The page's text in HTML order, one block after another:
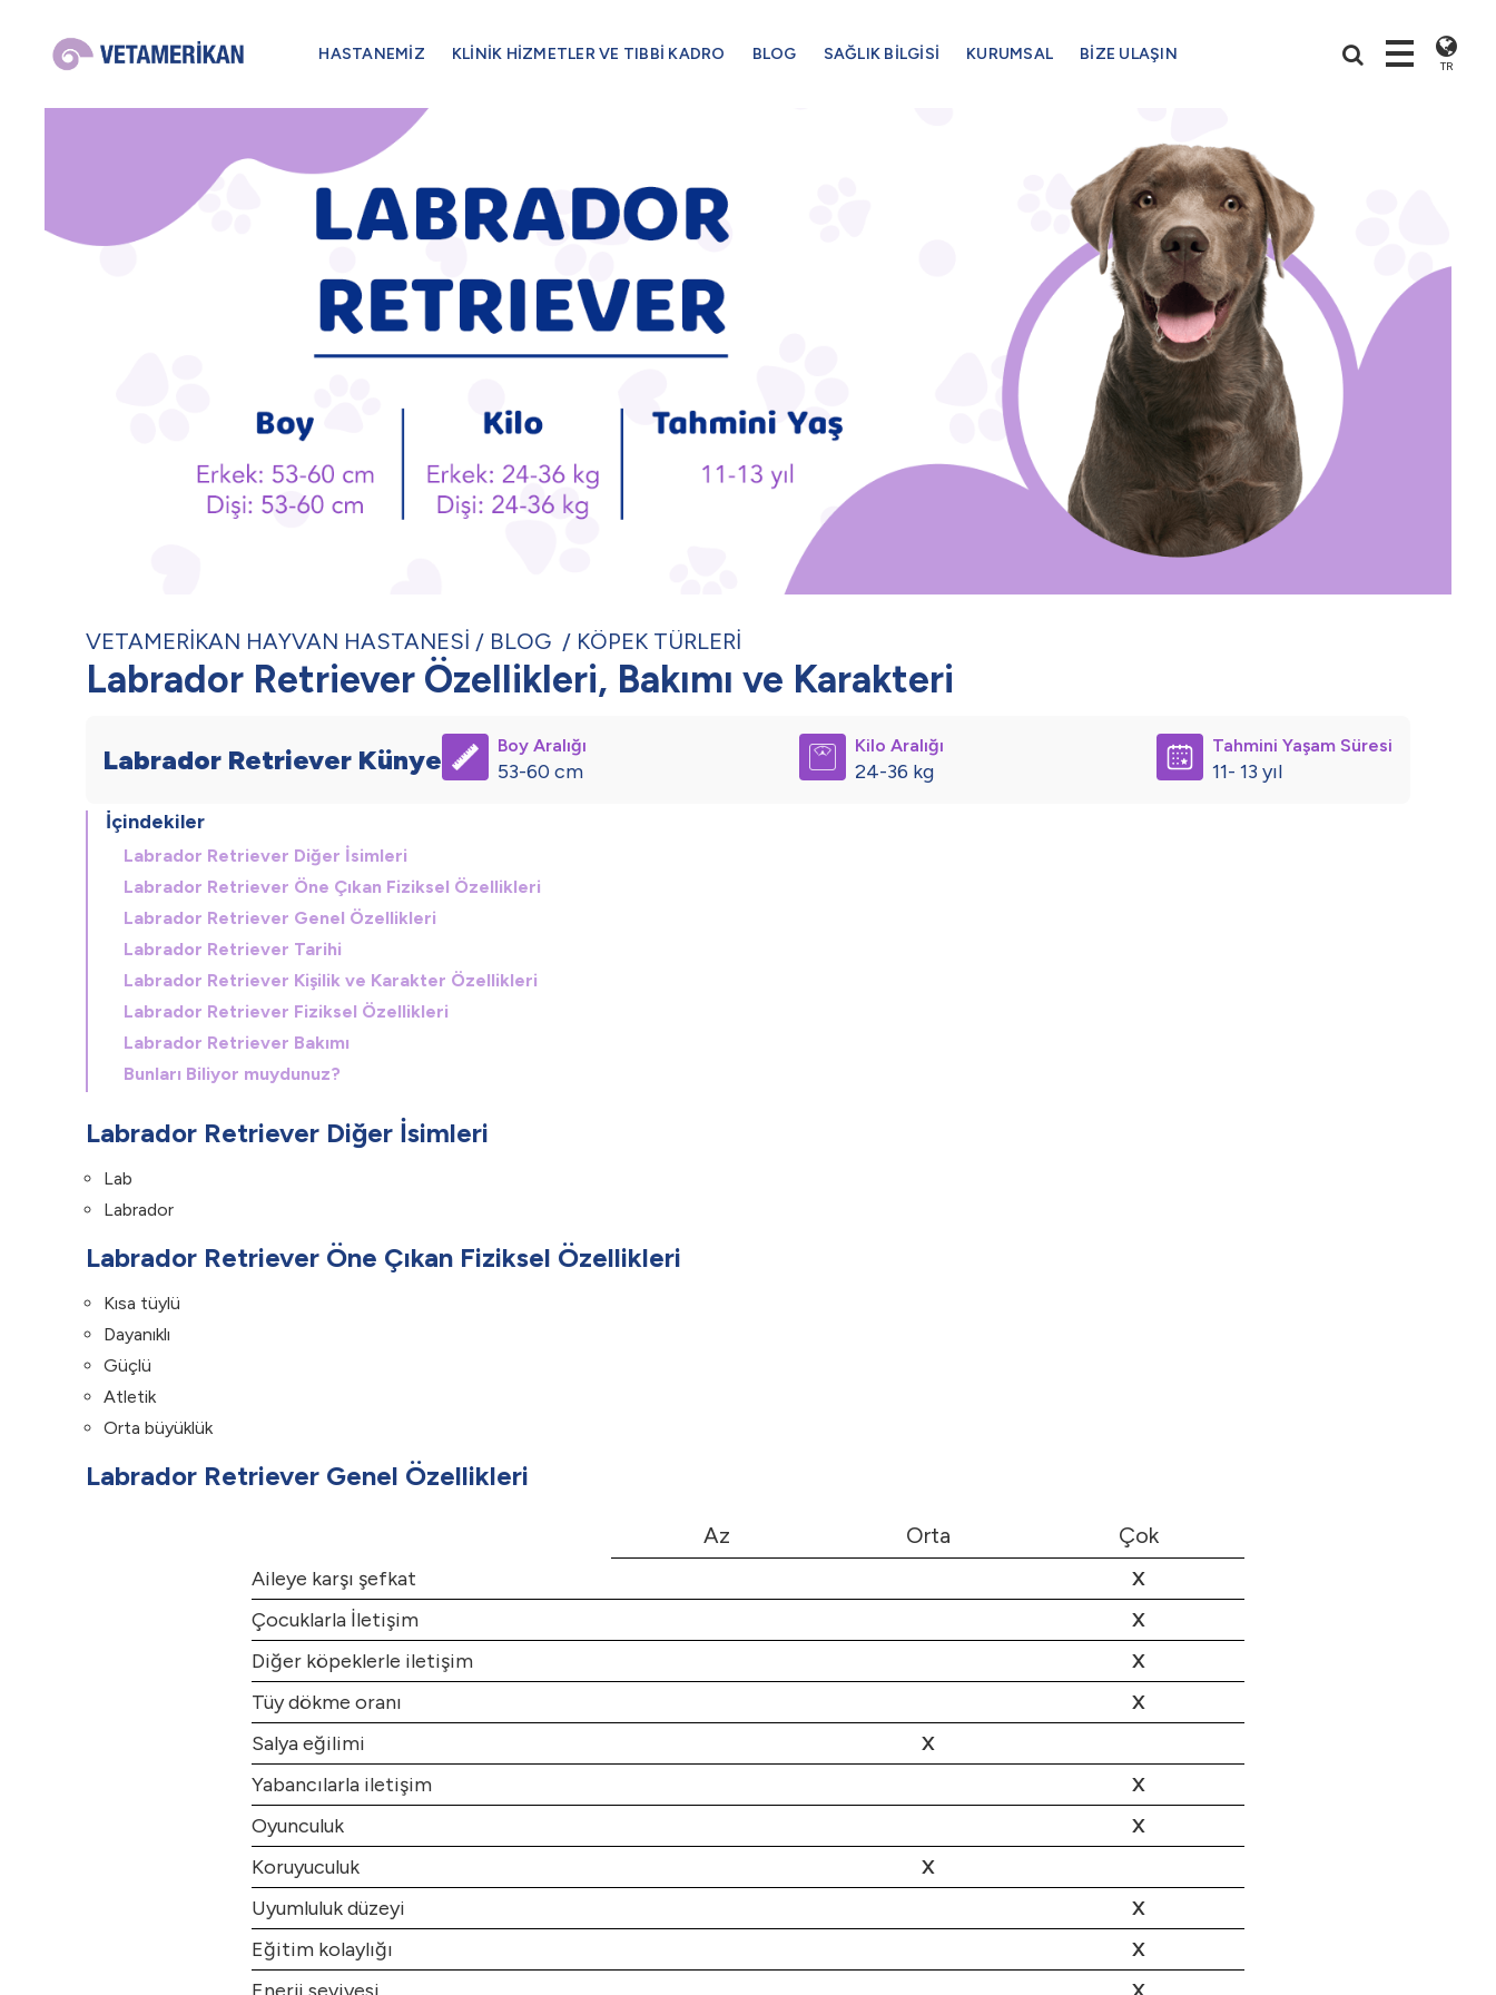
HASTANEMİZ KLİNİK HİZMETLER VE TIBBİ KADRO BLOG SAĞLIK BİLGİSİ KURUMSAL BİZE ULAŞIN
TR
VETAMERİKAN HAYVAN HASTANESİ BLOG KÖPEK TÜRLERİ
Labrador Retriever Özellikleri, Bakımı ve Karakteri
Labrador Retriever Künye Boy Aralığı
53-60 cm
Kilo Aralığı
24-36 kg
Tahmini Yaşam Süresi
11- 13 yıl
İçindekiler
Labrador Retriever Diğer İsimleri
Labrador Retriever Öne Çıkan Fiziksel Özellikleri
Labrador Retriever Genel Özellikleri
Labrador Retriever Tarihi
Labrador Retriever Kişilik ve Karakter Özellikleri
Labrador Retriever Fiziksel Özellikleri
Labrador Retriever Bakımı
Bunları Biliyor muydunuz?
Labrador Retriever Diğer İsimleri
Lab
Labrador
Labrador Retriever Öne Çıkan Fiziksel Özellikleri
Kısa tüylü
Dayanıklı
Güçlü
Atletik
Orta büyüklük
Labrador Retriever Genel Özellikleri
Az Orta Çok
Aileye karşı şefkat
X
Çocuklarla İletişim
X
Diğer köpeklerle iletişim
X
Tüy dökme oranı
X
Salya eğilimi
X
Yabancılarla iletişim
X
Oyunculuk
X
Koruyuculuk
X
Uyumluluk düzeyi
X
Eğitim kolaylığı
X